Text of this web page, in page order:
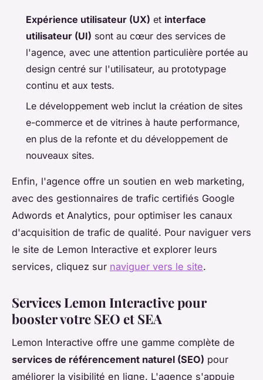
Expérience utilisateur (UX) et interface
utilisateur (UI) sont au cœur des services de
l'agence, avec une attention particulière portée au
design centré sur l'utilisateur, au prototypage
continu et aux tests.
Le développement web inclut la création de sites
e-commerce et de vitrines à haute performance,
en plus de la refonte et du développement de
nouveaux sites.
Enfin, l'agence offre un soutien en web marketing,
avec des gestionnaires de trafic certifiés Google
Adwords et Analytics, pour optimiser les canaux
d'acquisition de trafic de qualité. Pour naviguer vers
le site de Lemon Interactive et explorer leurs
services, cliquez sur naviguer vers le site.
Services Lemon Interactive pour
booster votre SEO et SEA
Lemon Interactive offre une gamme complète de
services de référencement naturel (SEO) pour
améliorer la visibilité en ligne. L'agence s'appuie